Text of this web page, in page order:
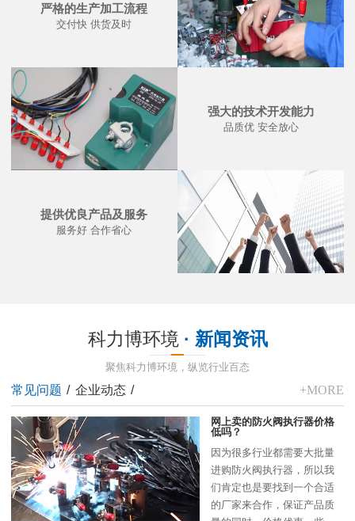
严格的生产加工流程
交付快 供货及时
强大的技术开发能力
品质优 安全放心
提供优良产品及服务
服务好 合作省心
科力博环境 · 新闻资讯
聚焦科力博环境，纵览行业百态
常见问题 / 企业动态 / +MORE
网上卖的防火阀执行器价格
低吗？
因为很多行业都需要大批量
进购防火阀执行器，所以我
们肯定也是要找到一个合适
的厂家来合作，保证产品质